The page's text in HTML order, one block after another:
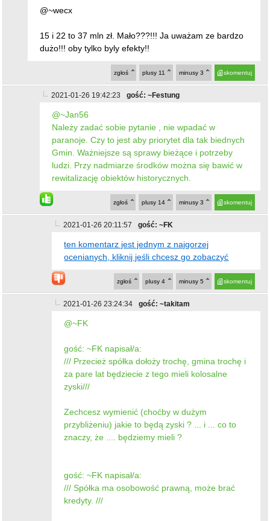
@~wecx
15 i 22 to 37 mln zł. Mało???!!! Ja uważam ze bardzo
dużo!!! oby tylko byly efekty!!
skomentuj
minusy 3
plusy 11
zgłoś
2021-01-26 19:42:23 gość: ~Festung
@~Jan56
Należy zadać sobie pytanie , nie wpadać w
paranoje. Czy to jest aby priorytet dla tak biednych
Gmin. Ważniejsze są sprawy bieżące i potrzeby
ludzi. Przy nadmiarze środków można się bawić w
rewitalizację obiektów historycznych.
skomentuj
minusy 3
plusy 14
zgłoś
2021-01-26 20:11:57 gość: ~FK
ten komentarz jest jednym z najgorzej
ocenianych, kliknij jeśli chcesz go zobaczyć
skomentuj
minusy 5
plusy 4
zgłoś
2021-01-26 23:24:34 gość: ~takitam
@~FK
gość: ~FK napisał/a:
/// Przecież spółka dołoży trochę, gmina trochę i
za pare lat będziecie z tego mieli kolosalne
zyski///
Zechcesz wymienić (choćby w dużym
przybliżeniu) jakie to będą zyski ? ... i ... co to
znaczy, że .... będziemy mieli ?
gość: ~FK napisał/a:
/// Spółka ma osobowość prawną, może brać
kredyty. ///